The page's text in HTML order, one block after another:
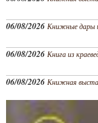
06/08/2026 Книжные дары
06/08/2026 Книга из
06/08/2026 Книжная